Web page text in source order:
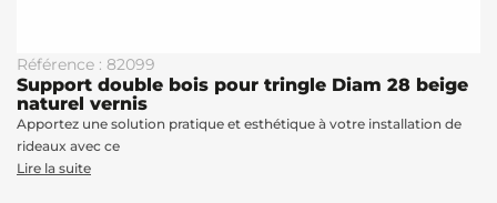
Référence : 82099
Support double bois pour tringle Diam 28 beige
naturel vernis
Apportez une solution pratique et esthétique à votre installation de
rideaux avec ce
Lire la suite